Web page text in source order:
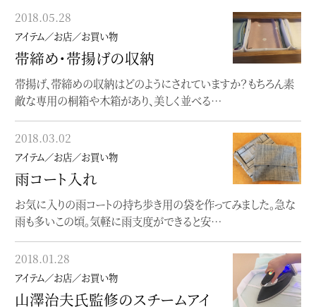
2018.05.28
アイテム／お店／お買い物
帯締め・帯揚げの収納
帯揚げ、帯締めの収納はどのようにされていますか？もちろん素
敵な専用の桐箱や木箱があり、美しく並べる…
2018.03.02
アイテム／お店／お買い物
雨コート入れ
お気に入りの雨コートの持ち歩き用の袋を作ってみました。急な
雨も多いこの頃。気軽に雨支度ができると安…
2018.01.28
アイテム／お店／お買い物
山澤治夫氏監修のスチームアイ
2017.10.17
アイテム／お店／お買い物
秋の長雨。。。
秋の長雨とはこのことで。。。しとしとと、止みませんね。今シーズン
は、グレーのモダンな柄の雨コートを…
2017.10.01
アイテム／お店／お買い物
着物を包むときには？
旅行に行く時、お稽古等で着物を運ぶ時、どうされてますか？畳
紙のまま運ぶのは大変なので、ひとまと…
2017.09.30
アイテム／お店／お買い物
着物の匂いが気になるときに